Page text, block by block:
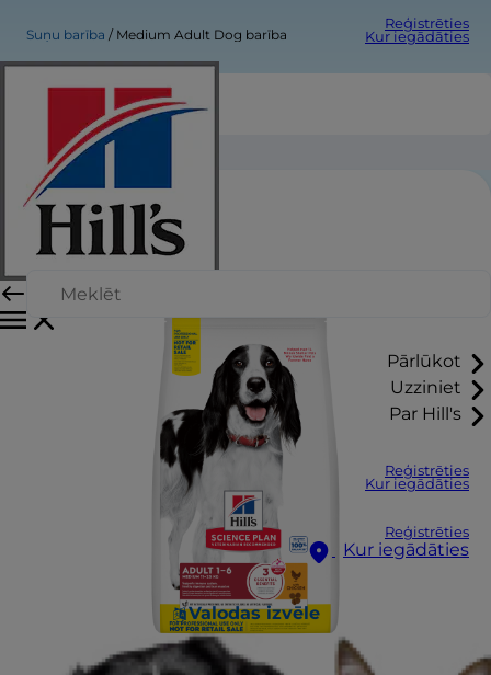
Reģistrēties
Kur iegādāties
Pārlūkot
Uzziniet
Par Hill's
Reģistrēties
Kur iegādāties
Reģistrēties
Kur iegādāties
Valodas izvēle
Suņu barība Medium Adult Dog barība
Medium Adult Dog barība